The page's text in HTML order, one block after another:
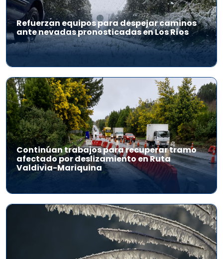
Refuerzan equipos para despejar caminos
ante nevadas pronosticadas en Los Ríos
Continúan trabajos para recuperar tramo
afectado por deslizamiento en Ruta
Valdivia-Mariquina